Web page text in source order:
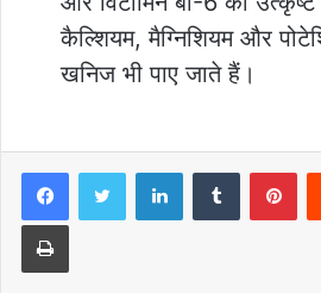
कैल्शियम, मैग्निशियम और
खनिज भी पाए जाते हैं।
LinkedInTumblr
Print